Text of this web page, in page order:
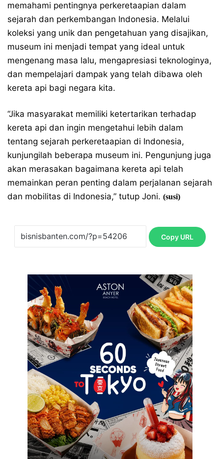
memahami pentingnya perkeretaapian dalam
sejarah dan perkembangan Indonesia. Melalui
koleksi yang unik dan pengetahuan yang disajikan,
museum ini menjadi tempat yang ideal untuk
mengenang masa lalu, mengapresiasi teknologinya,
dan mempelajari dampak yang telah dibawa oleh
kereta api bagi negara kita.
“Jika masyarakat memiliki ketertarikan terhadap
kereta api dan ingin mengetahui lebih dalam
tentang sejarah perkeretaapian di Indonesia,
kunjungilah beberapa museum ini. Pengunjung juga
akan merasakan bagaimana kereta api telah
memainkan peran penting dalam perjalanan sejarah
dan mobilitas di Indonesia,” tutup Joni. (susi)
Copy URL